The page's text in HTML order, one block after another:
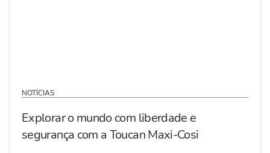
NOTÍCIAS
Explorar o mundo com liberdade e
segurança com a Toucan Maxi-Cosi